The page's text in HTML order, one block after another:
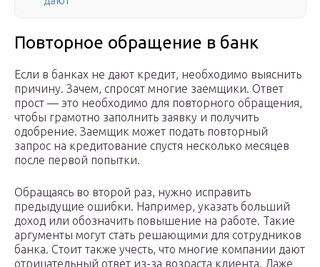
Повторное обращение в банк
Если в банках не дают кредит, необходимо выяснить
причину. Зачем, спросят многие заемщики. Ответ
прост — это необходимо для повторного обращения,
чтобы грамотно заполнить заявку и получить
одобрение. Заемщик может подать повторный
запрос на кредитование спустя несколько месяцев
после первой попытки.
Обращаясь во второй раз, нужно исправить
предыдущие ошибки. Например, указать больший
доход или обозначить повышение на работе. Такие
аргументы могут стать решающими для сотрудников
банка. Стоит также учесть, что многие компании дают
отрицательный ответ из-за возраста клиента. Даже